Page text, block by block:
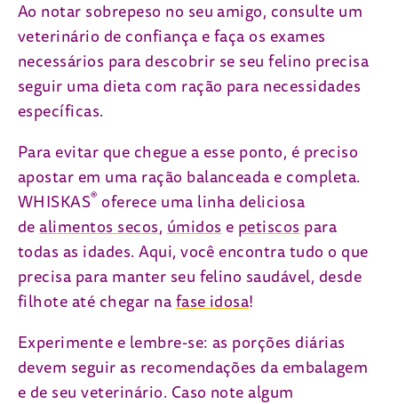
Ao notar sobrepeso no seu amigo, consulte um
veterinário de confiança e faça os exames
necessários para descobrir se seu felino precisa
seguir uma dieta com ração para necessidades
específicas.
Para evitar que chegue a esse ponto, é preciso
apostar em uma ração balanceada e completa.
WHISKAS® oferece uma linha deliciosa
dealimentos secos,úmidose petiscospara
todas as idades. Aqui, você encontra tudo o que
precisa para manter seu felino saudável, desde
filhote até chegar nafase idosa!
Experimente e lembre-se: as porções diárias
devem seguir as recomendações da embalagem
e de seu veterinário. Caso note algum